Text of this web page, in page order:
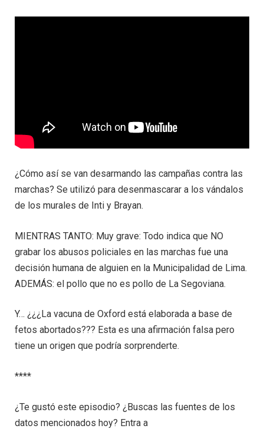
¿Cómo así se van desarmando las campañas contra las
marchas? Se utilizó para desenmascarar a los vándalos
de los murales de Inti y Brayan.
MIENTRAS TANTO: Muy grave: Todo indica que NO
grabar los abusos policiales en las marchas fue una
decisión humana de alguien en la Municipalidad de Lima.
ADEMÁS: el pollo que no es pollo de La Segoviana.
Y… ¿¿¿La vacuna de Oxford está elaborada a base de
fetos abortados??? Esta es una afirmación falsa pero
tiene un origen que podría sorprenderte.
****
¿Te gustó este episodio? ¿Buscas las fuentes de los
datos mencionados hoy? Entra a